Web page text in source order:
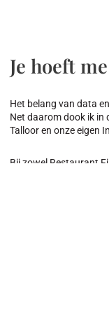
Je hoeft
Het belang van data
Net daarom dook ik in
Talloor en onze eigen
Bij zowel Restaurant